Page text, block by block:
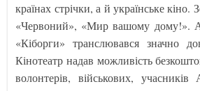
країнах стрічки, а й українське
«Червоний», «Мир вашому дому!». А
«Кіборги» транслювався значно
Кінотеатр надав можливість
волонтерів, військових,